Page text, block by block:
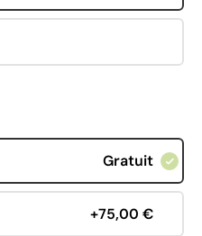
Gratuit
+75,00 €